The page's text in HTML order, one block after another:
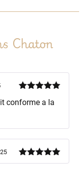
Chaton
5
conforme a la
Note5sur